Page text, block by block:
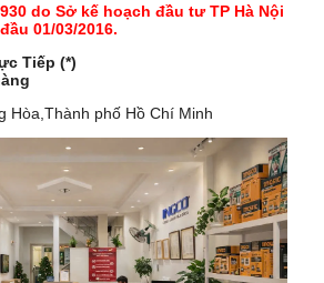
do Sở kế hoạch đầu tư TP Hà Nội
01/03/2016.
Tiếp (*)
Hòa,Thành phố Hồ Chí Minh